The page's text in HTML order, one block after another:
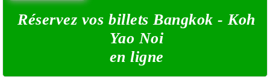
Réservez vos billets Bangkok - Koh
Yao Noi
en ligne